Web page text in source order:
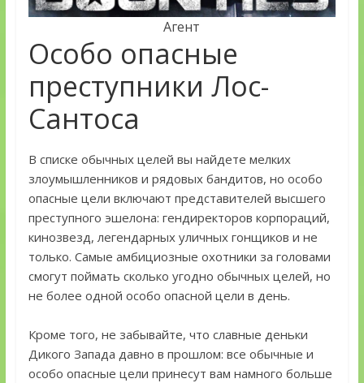
Агент
Особо опасные
преступники Лос-
Сантоса
В списке обычных целей вы найдете мелких
злоумышленников и рядовых бандитов, но особо
опасные цели включают представителей высшего
преступного эшелона: гендиректоров корпораций,
кинозвезд, легендарных уличных гонщиков и не
только. Самые амбициозные охотники за головами
смогут поймать сколько угодно обычных целей, но
не более одной особо опасной цели в день.
Кроме того, не забывайте, что славные деньки
Дикого Запада давно в прошлом: все обычные и
особо опасные цели принесут вам намного больше